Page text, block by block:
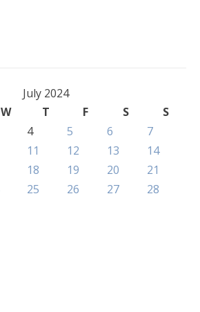
July 2024
W T F S
S
4 5 6
7
11 12 13
14
18 19 20
21
25 26 27
28